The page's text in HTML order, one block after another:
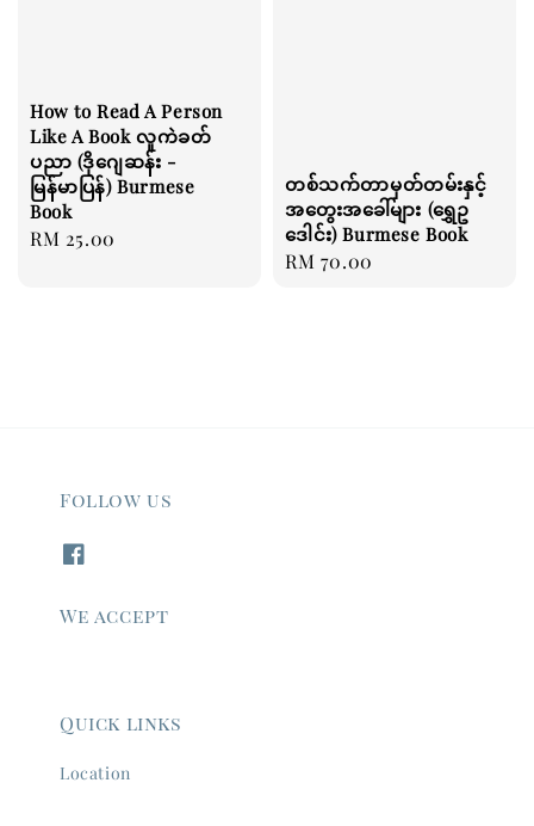
How to Read A Person
Like A Book လူကဲခတ်
ပညာ (ဒိုဂျေဆန်း -
မြန်မာပြန်) Burmese
Book
Regular
RM 25.00
တစ်သက်တာမှတ်တမ်းနှင့်
အတွေးအခေါ်များ (ရွှေဥ
ဒေါင်း) Burmese Book
Regular
RM 70.00
Follow us
We accept
Quick links
Location